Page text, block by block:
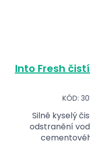
Into Fresh
KÓD:
Silně kyselý
odstranění